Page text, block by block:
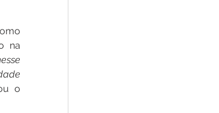
na
o